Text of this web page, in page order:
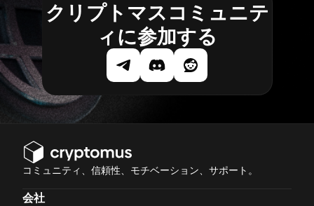
クリプトマスコミュニテ
ィに参加する
コミュニティ、信頼性、モチベーション、サポート。
会社